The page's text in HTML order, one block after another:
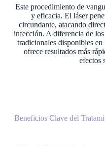
Este procedimiento de
y eficacia. El láser
circundante, atacando
infección. A diferencia de
tradicionales disponibles
ofrece resultados más
efectos
Beneficios Clave del